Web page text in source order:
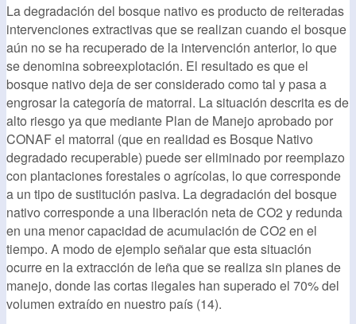
La degradación del bosque nativo es producto de reiteradas
intervenciones extractivas que se realizan cuando el bosque
aún no se ha recuperado de la intervención anterior, lo que
se denomina sobreexplotación. El resultado es que el
bosque nativo deja de ser considerado como tal y pasa a
engrosar la categoría de matorral. La situación descrita es de
alto riesgo ya que mediante Plan de Manejo aprobado por
CONAF el matorral (que en realidad es Bosque Nativo
degradado recuperable) puede ser eliminado por reemplazo
con plantaciones forestales o agrícolas, lo que corresponde
a un tipo de sustitución pasiva. La degradación del bosque
nativo corresponde a una liberación neta de CO2 y redunda
en una menor capacidad de acumulación de CO2 en el
tiempo. A modo de ejemplo señalar que esta situación
ocurre en la extracción de leña que se realiza sin planes de
manejo, donde las cortas ilegales han superado el 70% del
volumen extraído en nuestro país (14).